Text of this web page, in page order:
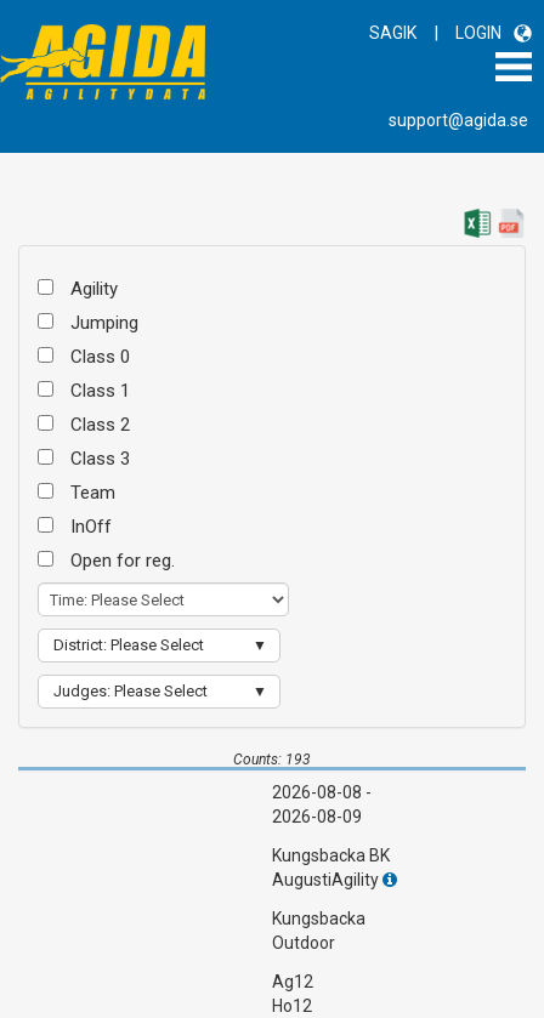
SAGIK | LOGIN
support@agida.se
Agility
Jumping
Class 0
Class 1
Class 2
Class 3
Team
InOff
Open for reg.
District: Please Select
Judges: Please Select
Counts: 193
2026-08-08 -
2026-08-09
Kungsbacka BK
AugustiAgility
Kungsbacka
Outdoor
Ag12
Ho12